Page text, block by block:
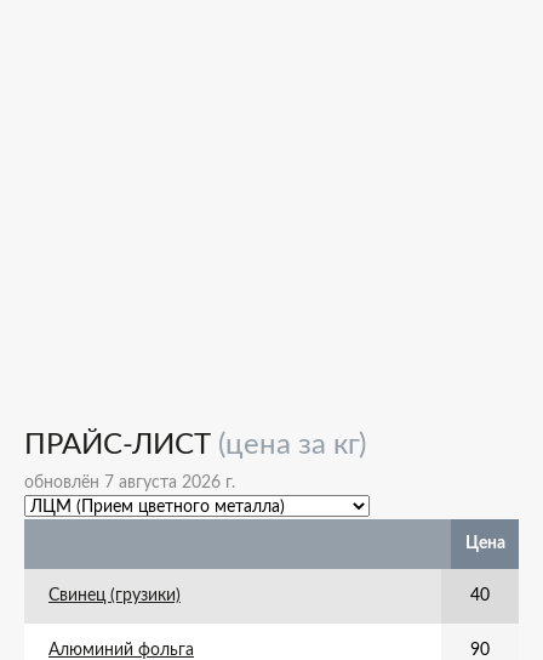
ПРАЙС-ЛИСТ (цена за кг)
обновлён 7 августа 2026 г.
Цена
Свинец (грузики) 40
Алюминий фольга 90